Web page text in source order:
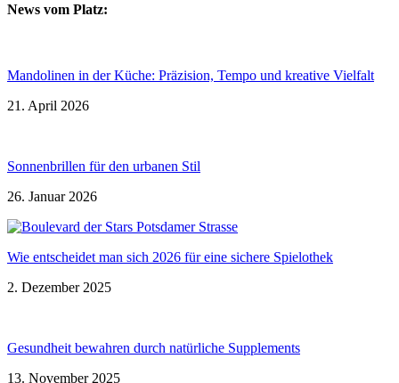
News vom Platz:
Mandolinen in der Küche: Präzision, Tempo und kreative Vielfalt
21. April 2026
Sonnenbrillen für den urbanen Stil
26. Januar 2026
Wie entscheidet man sich 2026 für eine sichere Spielothek
2. Dezember 2025
Gesundheit bewahren durch natürliche Supplements
13. November 2025